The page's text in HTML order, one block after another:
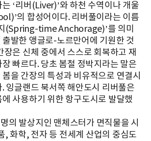
‘리버(Liver)’와 하천 수역이나 개울
의 합성어이다. 리버풀이라는 이름
(Spring-time Anchorage)’를 의미
발한 앵글로-노르만어에 기원한 것
장은 신체 중에서 스스로 회복하고 재
빠르다. 당초 봄철 정박지라는 말은
을 간장의 특성과 비유적으로 연결시
잉글랜드 북서쪽 해안도시 리버풀은
사용하기 위한 항구도시로 발달했
의 발상지인 맨체스터가 면직물을 시
, 화학, 전자 등 전세계 산업의 중심도